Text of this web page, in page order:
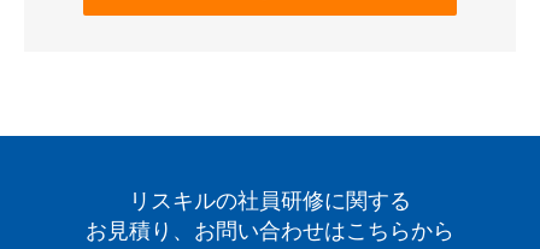
リスキルの社員研修に関する
お見積り、お問い合わせはこちらから